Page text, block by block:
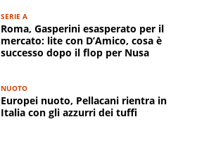
SERIE A
Roma, Gasperini esasperato per il
mercato: lite con D’Amico, cosa è
successo dopo il flop per Nusa
NUOTO
Europei nuoto, Pellacani rientra in
Italia con gli azzurri dei tuffi